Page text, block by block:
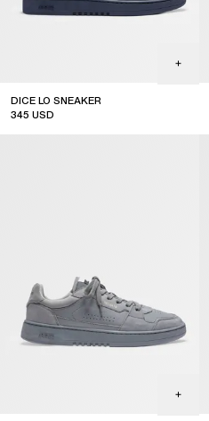
DICE LO SNEAKER
345 USD